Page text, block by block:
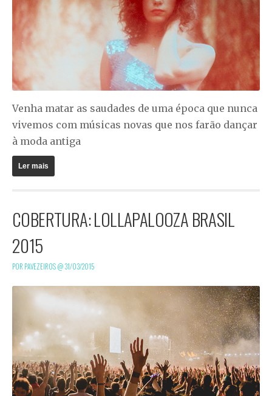
Venha matar as saudades de uma época que nunca
vivemos com músicas novas que nos farão dançar
à moda antiga
Ler mais
COBERTURA: LOLLAPALOOZA BRASIL
2015
POR PAVEZEIROS @31/03/2015